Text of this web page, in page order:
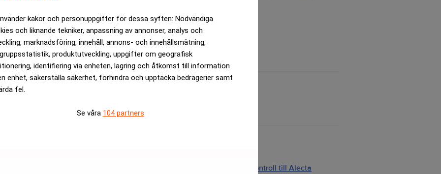
kakor och personuppgifter för dessa syften: Nödvändiga
och liknande tekniker, anpassning av annonser, analys och
marknadsföring, innehåll, annons- och innehållsmätning,
produktutveckling, uppgifter om geografisk
identifiering via enheten, lagring och åtkomst till information
enhet, säkerställa säkerhet, förhindra och upptäcka bedrägerier samt
fel.
Se våra 104 partners
aktien steg 4 procent efter att den var över.
är kostnadsfritt: Prenumerera
Medarbetare inom Intern styrning och kontroll till Alecta